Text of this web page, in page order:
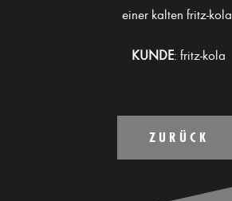
einer kalten fritz-kola.
KUNDE: fritz-kola
ZURÜCK